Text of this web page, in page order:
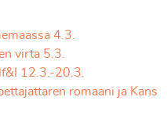
4.3.
virta 5.3.
12.3.-20.3.
romaani ja Kans